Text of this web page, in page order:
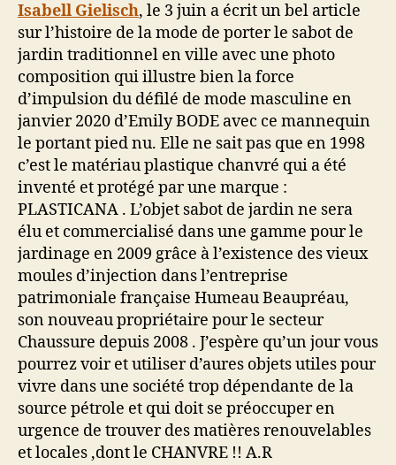
Isabell Gielisch, le 3 juin a écrit un bel article
sur l’histoire de la mode de porter le sabot de
jardin traditionnel en ville avec une photo
composition qui illustre bien la force
d’impulsion du défilé de mode masculine en
janvier 2020 d’Emily BODE avec ce mannequin
le portant pied nu. Elle ne sait pas que en 1998
c’est le matériau plastique chanvré qui a été
inventé et protégé par une marque :
PLASTICANA . L’objet sabot de jardin ne sera
élu et commercialisé dans une gamme pour le
jardinage en 2009 grâce à l’existence des vieux
moules d’injection dans l’entreprise
patrimoniale française Humeau Beaupréau,
son nouveau propriétaire pour le secteur
Chaussure depuis 2008 . J’espère qu’un jour vous
pourrez voir et utiliser d’aures objets utiles pour
vivre dans une société trop dépendante de la
source pétrole et qui doit se préoccuper en
urgence de trouver des matières renouvelables
et locales ,dont le CHANVRE !! A.R